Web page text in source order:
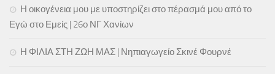
Η οικογένεια μου με υποστηρίζει στο πέρασμά μου από το
Εγώ στο Εμείς | 26ο ΝΓ Χανίων
Η ΦΙΛΙΑ ΣΤΗ ΖΩΗ ΜΑΣ | Νηπιαγωγείο Σκινέ Φουρνέ